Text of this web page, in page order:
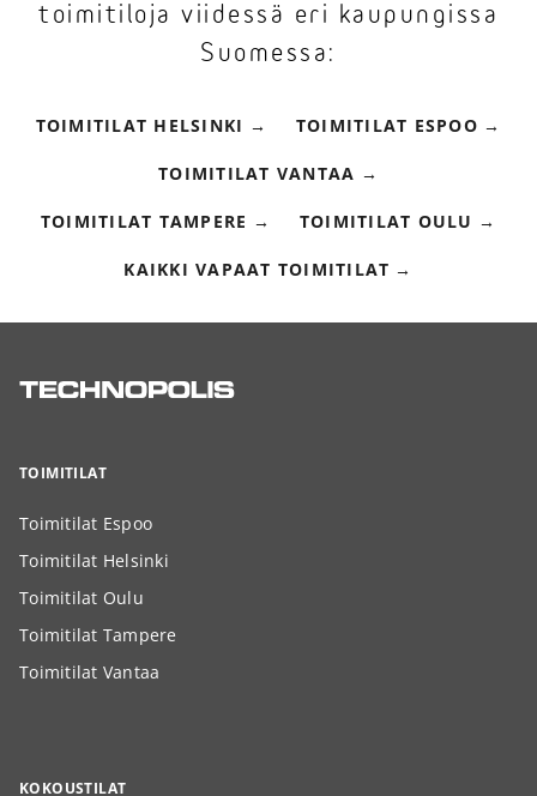
toimitiloja viidessä eri kaupungissa
Suomessa:
TOIMITILAT HELSINKI TOIMITILAT ESPOO
TOIMITILAT VANTAA
TOIMITILAT TAMPERE TOIMITILAT OULU
KAIKKI VAPAAT TOIMITILAT
TOIMITILAT
Toimitilat Espoo
Toimitilat Helsinki
Toimitilat Oulu
Toimitilat Tampere
Toimitilat Vantaa
KOKOUSTILAT